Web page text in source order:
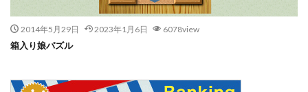
2014年5月29日 2023年1月6日 6078view
箱入り娘パズル